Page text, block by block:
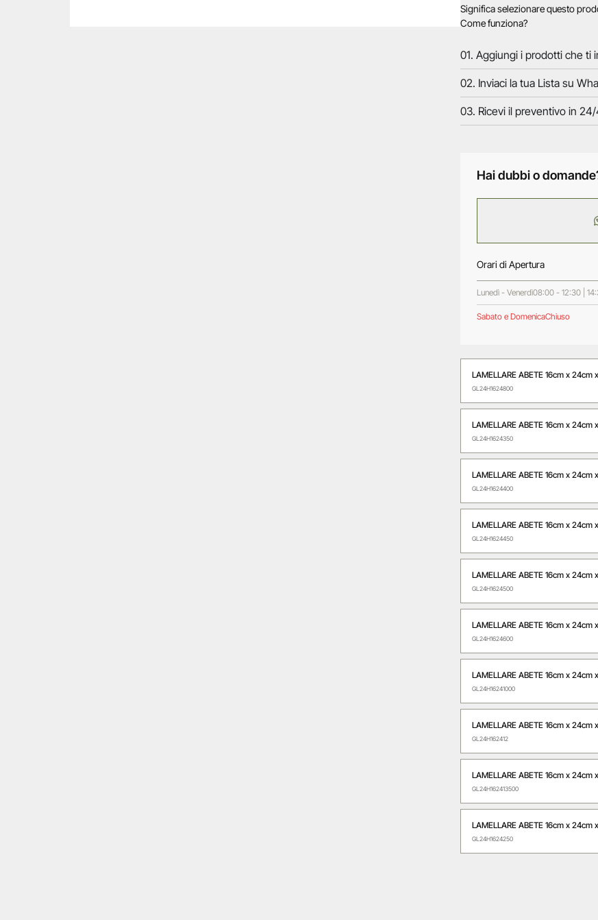
Significa selezionare questo
Come funziona?
01. Aggiungi i prodotti che ti
02. Inviaci la tua Lista su
03. Ricevi il preventivo in
Hai dubbi o
Orari di Apertura
Lunedì - Venerdì08:00 - 12:30 |
Sabato e DomenicaChiuso
LAMELLARE ABETE 16cm x 24cm
GL24H1624800
LAMELLARE ABETE 16cm x 24cm
GL24H1624350
LAMELLARE ABETE 16cm x 24cm
GL24H1624400
LAMELLARE ABETE 16cm x 24cm
GL24H1624450
LAMELLARE ABETE 16cm x 24cm
GL24H1624500
LAMELLARE ABETE 16cm x 24cm
GL24H1624600
LAMELLARE ABETE 16cm x 24cm
GL24H16241000
LAMELLARE ABETE 16cm x 24cm
GL24H162412
LAMELLARE ABETE 16cm x 24cm
GL24H162413500
LAMELLARE ABETE 16cm x 24cm
GL24H1624250